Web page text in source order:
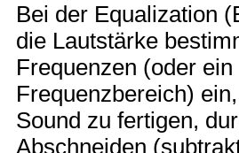
Bei der Equalization
die Lautstärke
Frequenzen (oder ein
Frequenzbereich)
Sound zu fertigen,
Abschneiden